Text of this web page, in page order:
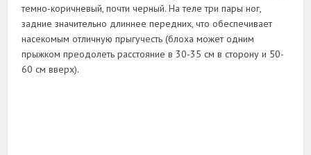
темно-коричневый, почти черный. На теле три пары ног,
задние значительно длиннее передних, что обеспечивает
насекомым отличную прыгучесть (блоха может одним
прыжком преодолеть расстояние в 30-35 см в сторону и 50-
60 см вверх).